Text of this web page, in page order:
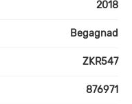
2018
Begagnad
ZKR547
876971